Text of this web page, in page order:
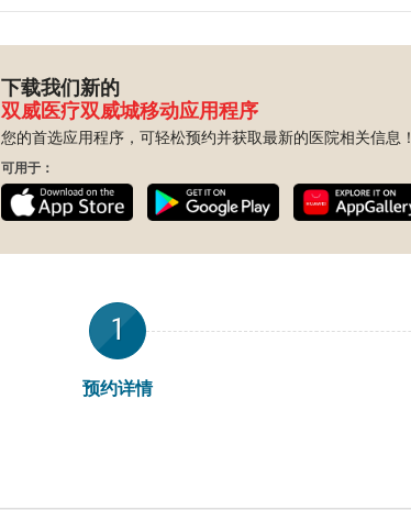
下载我们新的
双威医疗双威城移动应用程序
您的首选应用程序，可轻松预约并获取最新的医院相关信息！
可用于：
1
预约详情